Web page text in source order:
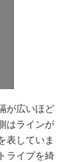
が広いほど
はラインが
表していま
ライプを綺